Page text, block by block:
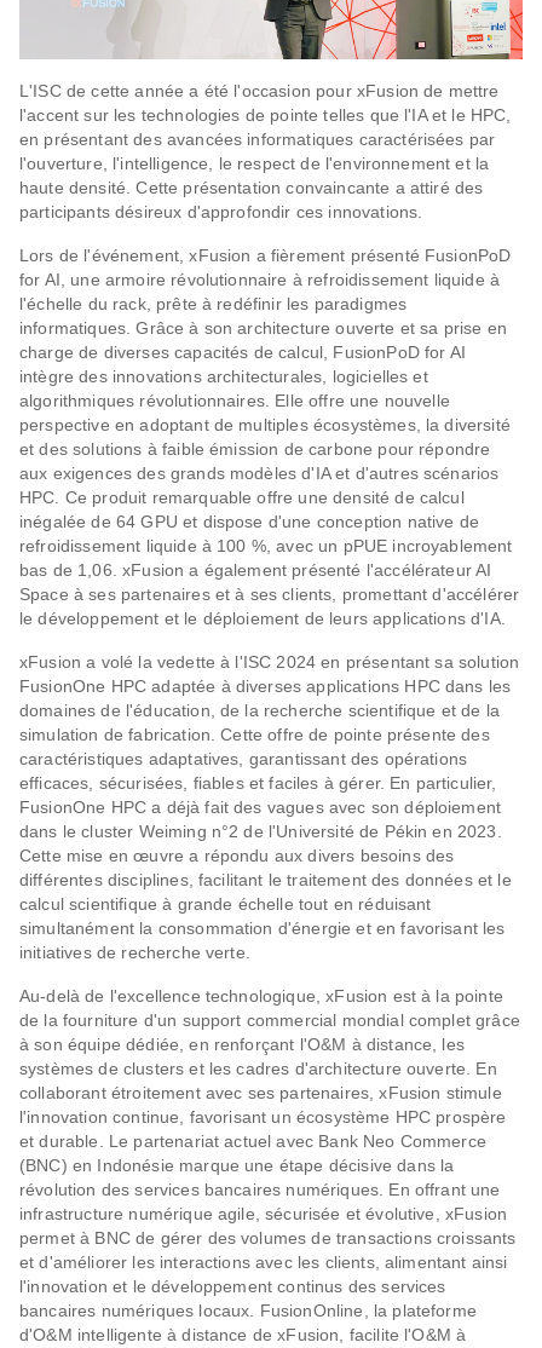
L'ISC de cette année a été l'occasion pour xFusion de mettre
l'accent sur les technologies de pointe telles que l'IA et le HPC,
en présentant des avancées informatiques caractérisées par
l'ouverture, l'intelligence, le respect de l'environnement et la
haute densité. Cette présentation convaincante a attiré des
participants désireux d'approfondir ces innovations.
Lors de l'événement, xFusion a fièrement présenté FusionPoD
for AI, une armoire révolutionnaire à refroidissement liquide à
l'échelle du rack, prête à redéfinir les paradigmes
informatiques. Grâce à son architecture ouverte et sa prise en
charge de diverses capacités de calcul, FusionPoD for AI
intègre des innovations architecturales, logicielles et
algorithmiques révolutionnaires. Elle offre une nouvelle
perspective en adoptant de multiples écosystèmes, la diversité
et des solutions à faible émission de carbone pour répondre
aux exigences des grands modèles d'IA et d'autres scénarios
HPC. Ce produit remarquable offre une densité de calcul
inégalée de 64 GPU et dispose d'une conception native de
refroidissement liquide à 100 %, avec un pPUE incroyablement
bas de 1,06. xFusion a également présenté l'accélérateur AI
Space à ses partenaires et à ses clients, promettant d'accélérer
le développement et le déploiement de leurs applications d'IA.
xFusion a volé la vedette à l'ISC 2024 en présentant sa solution
FusionOne HPC adaptée à diverses applications HPC dans les
domaines de l'éducation, de la recherche scientifique et de la
simulation de fabrication. Cette offre de pointe présente des
caractéristiques adaptatives, garantissant des opérations
efficaces, sécurisées, fiables et faciles à gérer. En particulier,
FusionOne HPC a déjà fait des vagues avec son déploiement
dans le cluster Weiming n°2 de l'Université de Pékin en 2023.
Cette mise en œuvre a répondu aux divers besoins des
différentes disciplines, facilitant le traitement des données et le
calcul scientifique à grande échelle tout en réduisant
simultanément la consommation d'énergie et en favorisant les
initiatives de recherche verte.
Au-delà de l'excellence technologique, xFusion est à la pointe
de la fourniture d'un support commercial mondial complet grâce
à son équipe dédiée, en renforçant l'O&M à distance, les
systèmes de clusters et les cadres d'architecture ouverte. En
collaborant étroitement avec ses partenaires, xFusion stimule
l'innovation continue, favorisant un écosystème HPC prospère
et durable. Le partenariat actuel avec Bank Neo Commerce
(BNC) en Indonésie marque une étape décisive dans la
révolution des services bancaires numériques. En offrant une
infrastructure numérique agile, sécurisée et évolutive, xFusion
permet à BNC de gérer des volumes de transactions croissants
et d'améliorer les interactions avec les clients, alimentant ainsi
l'innovation et le développement continus des services
bancaires numériques locaux. FusionOnline, la plateforme
d'O&M intelligente à distance de xFusion, facilite l'O&M à